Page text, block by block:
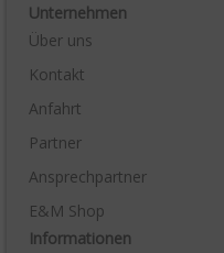
Unternehmen
Über uns
Kontakt
Anfahrt
Partner
Ansprechpartner
E&M Shop
Informationen